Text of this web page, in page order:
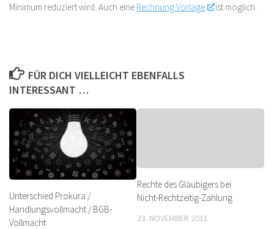
Minimum reduziert wird. Auch eine Rechnung Vorlage ist möglich.
FÜR DICH VIELLEICHT EBENFALLS
INTERESSANT …
Unterschied Prokura /
Handlungsvollmacht / BGB-
Vollmacht
Rechte des Gläubigers bei
Nicht-Rechtzeitig-Zahlung
23. NOVEMBER 2011